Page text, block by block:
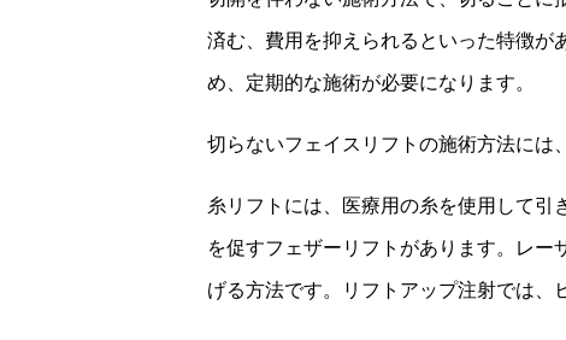
済む、費用を抑えられるといった特徴が
め、定期的な施術が必要になります。
切らないフェイスリフトの施術方法には
糸リフトには、医療用の糸を使用して
を促すフェザーリフトがあります。レ
げる方法です。リフトアップ注射では、